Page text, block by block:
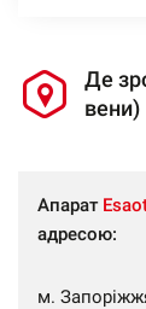
Де
вени)
Апарат
адресою:
м.